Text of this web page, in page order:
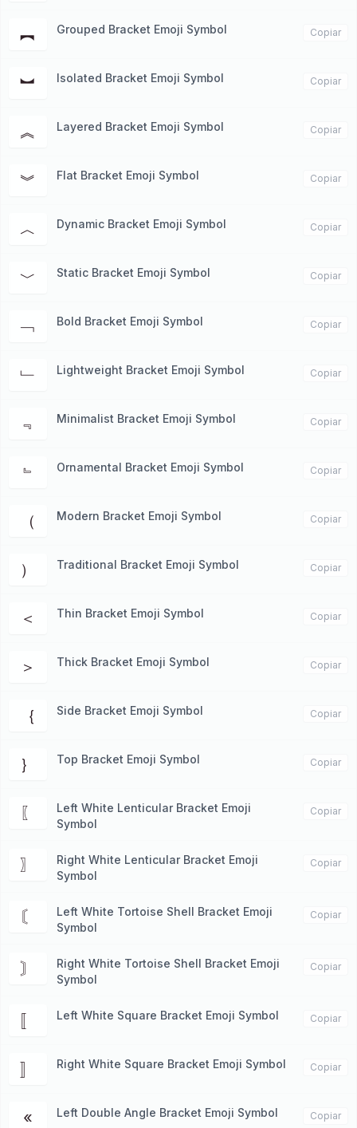
︻ Grouped Bracket Emoji Symbol Copiar
︼ Isolated Bracket Emoji Symbol Copiar
︽ Layered Bracket Emoji Symbol Copiar
︾ Flat Bracket Emoji Symbol Copiar
︿ Dynamic Bracket Emoji Symbol Copiar
﹀ Static Bracket Emoji Symbol Copiar
﹁ Bold Bracket Emoji Symbol Copiar
﹂ Lightweight Bracket Emoji Symbol Copiar
﹃ Minimalist Bracket Emoji Symbol Copiar
﹄ Ornamental Bracket Emoji Symbol Copiar
（ Modern Bracket Emoji Symbol Copiar
） Traditional Bracket Emoji Symbol Copiar
＜ Thin Bracket Emoji Symbol Copiar
＞ Thick Bracket Emoji Symbol Copiar
｛ Side Bracket Emoji Symbol Copiar
｝ Top Bracket Emoji Symbol Copiar
〖
Left White Lenticular Bracket Emoji
Symbol
Copiar
〗
Right White Lenticular Bracket Emoji
Symbol
Copiar
〘
Left White Tortoise Shell Bracket Emoji
Symbol
Copiar
〙
Right White Tortoise Shell Bracket Emoji
Symbol
Copiar
〚 Left White Square Bracket Emoji Symbol Copiar
〛 Right White Square Bracket Emoji Symbol Copiar
« Left Double Angle Bracket Emoji Symbol Copiar